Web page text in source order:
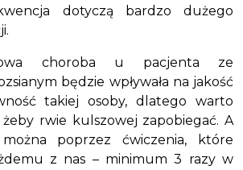
dotyczą bardzo dużego
choroba u pacjenta ze
będzie wpływała na jakość
takiej osoby, dlatego warto
rwie kulszowej zapobiegać. A
poprzez ćwiczenia, które
z nas – minimum 3 razy w